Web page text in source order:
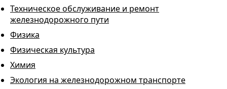
Техническое обслуживание и ремонт
железнодорожного пути
Физика
Физическая культура
Химия
Экология на железнодорожном транспорте